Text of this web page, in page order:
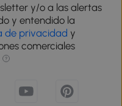
y/o a las alertas
y entendido la
de privacidad y
comerciales